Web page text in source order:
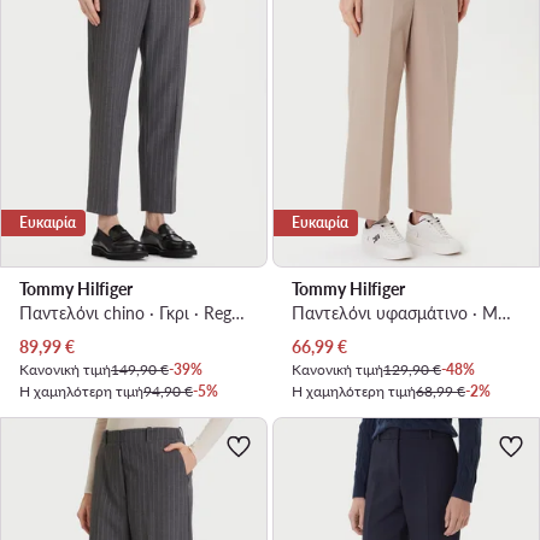
Ευκαιρία
Tommy Hilfiger
Παντελόνι chino · Γκρι · Regular Fit
Τρέχουσα τιμή
89,99€
Κανονική τιμή149,90 €-39%
Η χαμηλότερη τιμή94,90 €-5%
Ευκαιρία
Tommy Hilfiger
Παντελόνι υφασμάτινο · Μπεζ · Regular Fit
Τρέχουσα τιμή
66,99€
Κανονική τιμή129,90 €-48%
Η χαμηλότερη τιμή68,99 €-2%